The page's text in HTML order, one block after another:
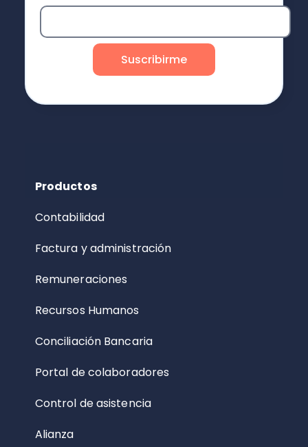
Productos
Contabilidad
Factura y administración
Remuneraciones
Recursos Humanos
Conciliación Bancaria
Portal de colaboradores
Control de asistencia
Alianza